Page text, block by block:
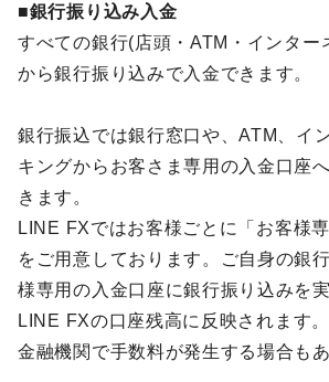
■銀行振り込み入金
すべての銀行(店頭・ATM・インター
から銀行振り込みで入金できます。
銀行振込では銀行窓口や、ATM、イ
キングからお客さま専用の入金口座
きます。
LINE FXではお客様ごとに「お客様
をご用意しております。ご自身の銀
様専用の入金口座に銀行振り込みを
LINE FXの口座残高に反映されます
金融機関で手数料が発生する場合もあ